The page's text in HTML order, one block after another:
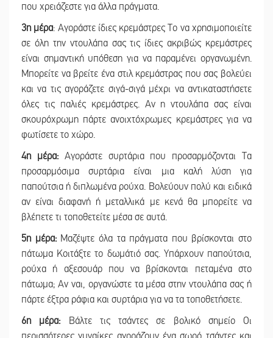
που χρειάζεστε για άλλα πράγματα.
3η μέρα: Αγοράστε ίδιες κρεμάστρες Το να χρησιμοποιείτε
σε όλη την ντουλάπα σας τις ίδιες ακριβώς κρεμάστρες
είναι σημαντική υπόθεση για να παραμένει οργανωμένη.
Μπορείτε να βρείτε ένα στιλ κρεμάστρας που σας βολεύει
και να τις αγοράζετε σιγά-σιγά μέχρι να αντικαταστήσετε
όλες τις παλιές κρεμάστρες. Αν η ντουλάπα σας είναι
σκουρόχρωμη πάρτε ανοιχτόχρωμες κρεμάστρες για να
φωτίσετε το χώρο.
4η μέρα:Αγοράστε συρτάρια που προσαρμόζονται Τα
προσαρμόσιμα συρτάρια είναι μια καλή λύση για
παπούτσια ή διπλωμένα ρούχα. Βολεύουν πολύ και ειδικά
αν είναι διαφανή ή μεταλλικά με κενά θα μπορείτε να
βλέπετε τι τοποθετείτε μέσα σε αυτά.
5η μέρα:Μαζέψτε όλα τα πράγματα που βρίσκονται στο
πάτωμα Κοιτάξτε το δωμάτιό σας. Υπάρχουν παπούτσια,
ρούχα ή αξεσουάρ που να βρίσκονται πεταμένα στο
πάτωμα; Αν ναι, οργανώστε τα μέσα στην ντουλάπα σας ή
πάρτε έξτρα ράφια και συρτάρια για να τα τοποθετήσετε.
6η μέρα: Βάλτε τις τσάντες σε βολικό σημείο Οι